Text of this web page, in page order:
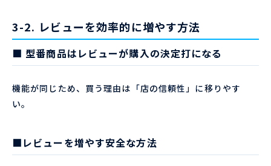
3-2. レビューを効率的に増やす方法
■ 型番商品はレビューが購入の決定打になる
機能が同じため、買う理由は「店の信頼性」に移りやす
い。
■レビューを増やす安全な方法